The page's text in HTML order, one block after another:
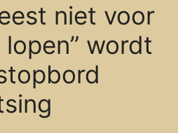
niet voor
wordt